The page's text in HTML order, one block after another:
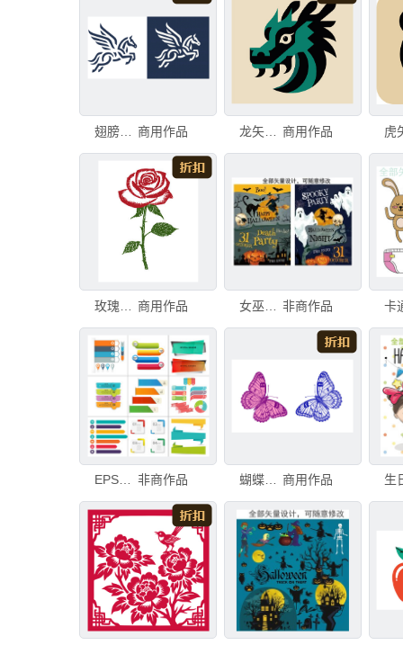
商用作品 龙矢量素材图案eps格式分层 商用作品
商用作品 非商作品
EPS信息标题素材 非商作品 蝴蝶素材矢量分层素材eps格式 商用作品